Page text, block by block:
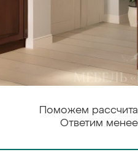
Поможем
Ответим